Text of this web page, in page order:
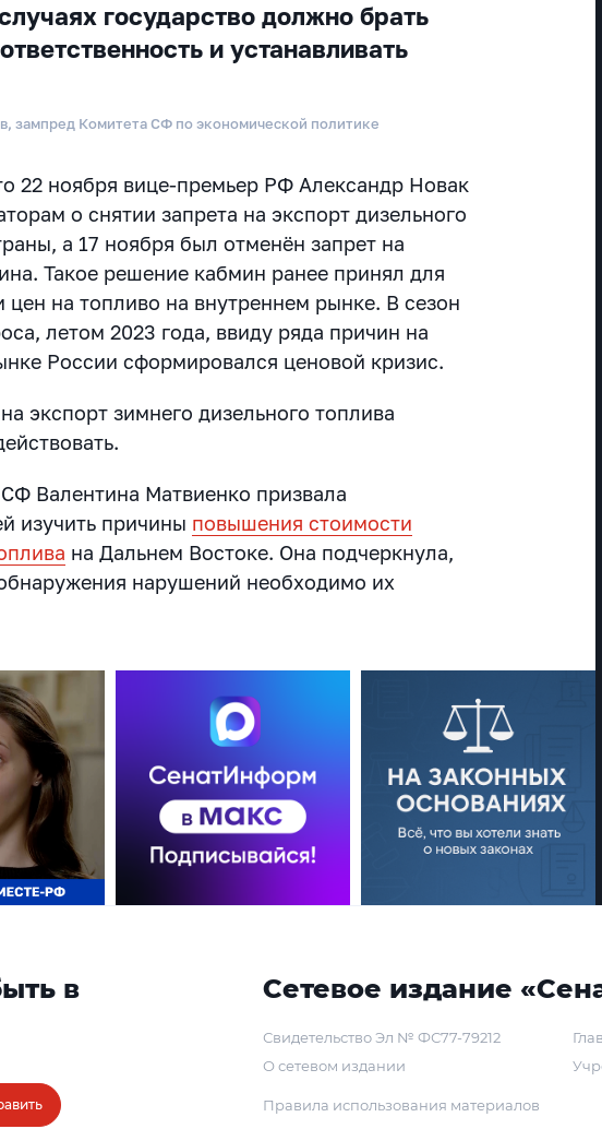
государство должно брать
и устанавливать
зампред Комитета СФ по экономической политике
22 ноября вице-премьер РФ Александр Новак
о снятии запрета на экспорт дизельного
а 17 ноября был отменён запрет на
Такое решение кабмин ранее принял для
цен на топливо на внутреннем рынке. В сезон
летом 2023 года, ввиду ряда причин на
России сформировался ценовой кризис.
экспорт зимнего дизельного топлива
Валентина Матвиенко призвала
изучить причины повышения стоимости
на Дальнем Востоке. Она подчеркнула,
нарушений необходимо их
в
Сетевое издание
Свидетельство Эл № ФС77-79212
О сетевом издании
Правила использования материалов